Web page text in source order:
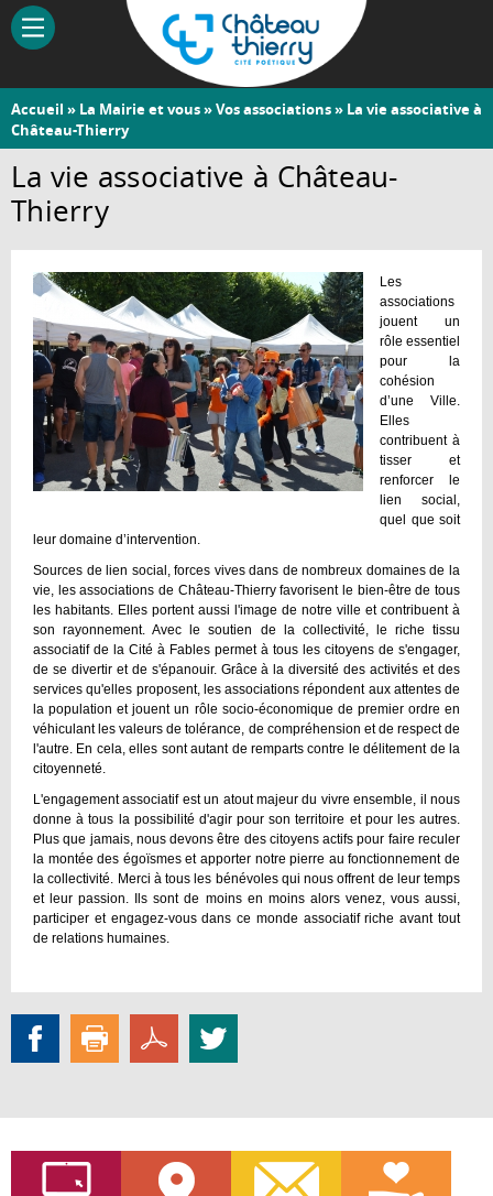
Aller
contenu
Château-
Thierry
Vous
êtes
ici
Accueil » La Mairie et vous»Vos associations» La vie associative à
Château-Thierry
La vie associative à Château-
Thierry
Les
associations
jouent un
rôle essentiel
pour la
cohésion
d’une Ville.
Elles
contribuent à
tisser et
renforcer le
lien social,
quel que soit
leur domaine d’intervention.
Sources de lien social, forces vives dans de nombreux domaines de la
vie, les associations de Château-Thierry favorisent le bien-être de tous
les habitants. Elles portent aussi l'image de notre ville et contribuent à
son rayonnement. Avec le soutien de la collectivité, le riche tissu
associatif de la Cité à Fables permet à tous les citoyens de s'engager,
de se divertir et de s'épanouir. Grâce à la diversité des activités et des
services qu'elles proposent, les associations répondent aux attentes de
la population et jouent un rôle socio-économique de premier ordre en
véhiculant les valeurs de tolérance, de compréhension et de respect de
l'autre. En cela, elles sont autant de remparts contre le délitement de la
citoyenneté.
L'engagement associatif est un atout majeur du vivre ensemble, il nous
donne à tous la possibilité d'agir pour son territoire et pour les autres.
Plus que jamais, nous devons être des citoyens actifs pour faire reculer
la montée des égoïsmes et apporter notre pierre au fonctionnement de
la collectivité. Merci à tous les bénévoles qui nous offrent de leur temps
et leur passion. Ils sont de moins en moins alors venez, vous aussi,
participer et engagez-vous dans ce monde associatif riche avant tout
de relations humaines.